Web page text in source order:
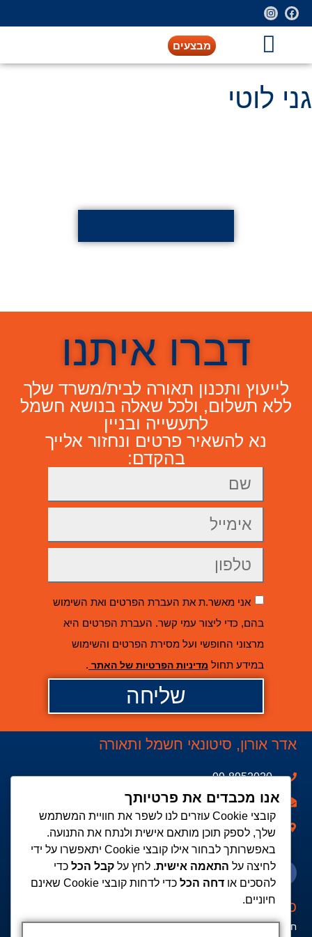
מבצעים
גני לוטי
דברו איתנו
לייעוץ ותכנון תאורה לבית/משרד שלך
ללא תשלום, ולכל שאלה בנושא חשמל
לתעשייה ובניין
נא להשאיר פרטים ונחזור אלייך
בהקדם:
אני מאשר.ת את העברת הפרטים ואת השימוש
בהם, כדי ליצור עמי קשר. העברת הפרטים היא
מרצוני החופשי ועל מסירת הפרטים והשימוש
במידע תחול מדיניות הפרטיות של האתר .
שליחה
אדר אורון, סיטונאי חשמל ותאורה
09-8952020
Bar@adroron.co.il
רחוב פנקס דוד 10 ב', נתניה
כדאי לדעת
חנות חשמל
אנו מכבדים את פרטיותך
קובצי Cookie עוזרים לנו לשפר את חוויית המשתמש
שלך, לספק תוכן מותאם אישית ולנתח את התנועה.
באפשרותך לבחור אילו קובצי Cookie יתאפשרו על ידי
לחיצה על התאמה אישית. לחץ על קבל הכלכדי
להסכים או דחה הכל
כדי לדחות קובצי Cookie שאינם
חיוניים.